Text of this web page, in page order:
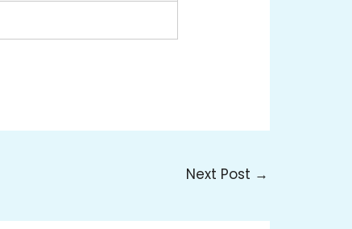
Next Post →